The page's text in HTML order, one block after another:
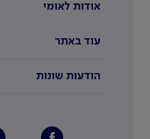
אודות לאומי
עוד באתר
הודעות שונות